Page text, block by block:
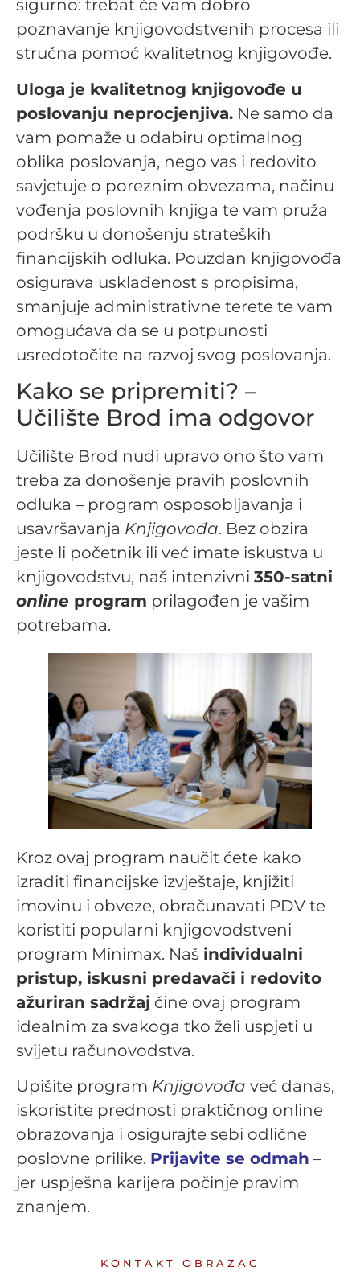
sigurno: trebat će vam dobro
poznavanje knjigovodstvenih procesa ili
stručna pomoć kvalitetnog knjigovođe.
Uloga je kvalitetnog knjigovođe u
poslovanju neprocjenjiva. Ne samo da
vam pomaže u odabiru optimalnog
oblika poslovanja, nego vas i redovito
savjetuje o poreznim obvezama, načinu
vođenja poslovnih knjiga te vam pruža
podršku u donošenju strateških
financijskih odluka. Pouzdan knjigovođa
osigurava usklađenost s propisima,
smanjuje administrativne terete te vam
omogućava da se u potpunosti
usredotočite na razvoj svog poslovanja.
Kako se pripremiti? –
Učilište Brod ima odgovor
Učilište Brod nudi upravo ono što vam
treba za donošenje pravih poslovnih
odluka – program osposobljavanja i
usavršavanja Knjigovođa. Bez obzira
jeste li početnik ili već imate iskustva u
knjigovodstvu, naš intenzivni 350-satni
online program prilagođen je vašim
potrebama.
Kroz ovaj program naučit ćete kako
izraditi financijske izvještaje, knjižiti
imovinu i obveze, obračunavati PDV te
koristiti popularni knjigovodstveni
program Minimax. Naš individualni
pristup, iskusni predavači i redovito
ažuriran sadržaj čine ovaj program
idealnim za svakoga tko želi uspjeti u
svijetu računovodstva.
Upišite program Knjigovođa već danas,
iskoristite prednosti praktičnog online
obrazovanja i osigurajte sebi odlične
poslovne prilike. Prijavite se odmah –
jer uspješna karijera počinje pravim
znanjem.
KONTAKT OBRAZAC